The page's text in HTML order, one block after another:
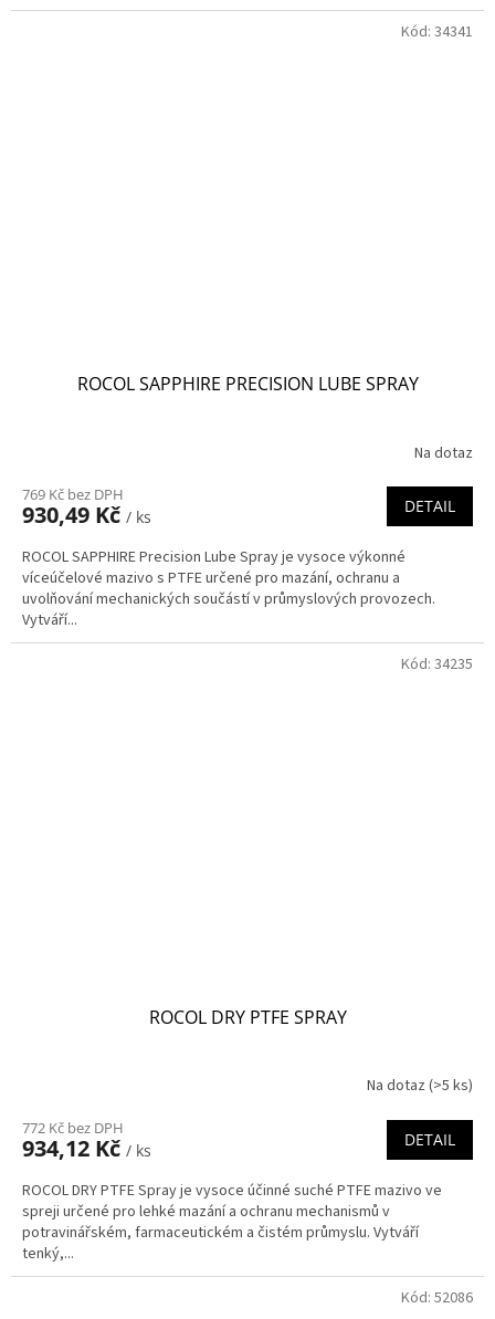
ROCOL SAPPHIRE PRECISION LUBE SPRAY
Na dotaz
769 Kč bez DPH
930,49 Kč / ks
DETAIL
ROCOL SAPPHIRE Precision Lube Spray je vysoce výkonné
víceúčelové mazivo s PTFE určené pro mazání, ochranu a
uvolňování mechanických součástí v průmyslových provozech.
Vytváří...
Kód: 34341
ROCOL DRY PTFE SPRAY
Na dotaz (>5 ks)
772 Kč bez DPH
934,12 Kč / ks
DETAIL
ROCOL DRY PTFE Spray je vysoce účinné suché PTFE mazivo ve
spreji určené pro lehké mazání a ochranu mechanismů v
potravinářském, farmaceutickém a čistém průmyslu. Vytváří
tenký,...
Kód: 34235
Kód: 52086